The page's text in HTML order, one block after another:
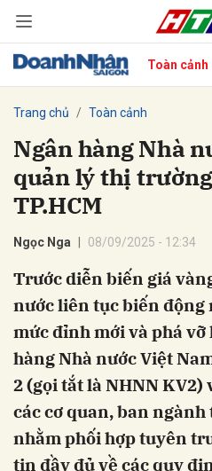
Toàn cảnh
Trang chủ Toàn cảnh
Ngân hàng Nhà
quản lý thị
TP.HCM
Ngọc Nga 08/09/2025 - 12:34
Trước diễn biến giá
nước liên tục biến động
mức đỉnh mới và phá
hàng Nhà nước Việt
2 (gọi tắt là NHNN KV2)
các cơ quan, ban
nhằm phối hợp tuyên
tin đầy đủ về các quy